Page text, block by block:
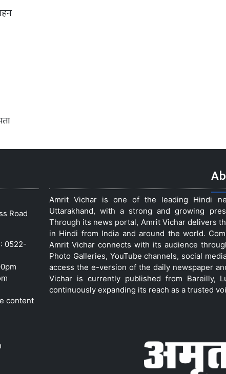
Road
0522-
content
Amrit Vichar is one of the leading Hindi
Uttarakhand, with a strong and growing
Through its news portal, Amrit Vichar delivers
in Hindi from India and around the world.
Amrit Vichar connects with its audience
Photo Galleries, YouTube channels, social
access the e-version of the daily newspaper
Vichar is currently published from Bareilly,
continuously expanding its reach as a trusted